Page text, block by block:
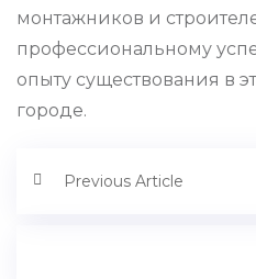
монтажников и
профессиональному
опыту существования в
городе.
Previous Article